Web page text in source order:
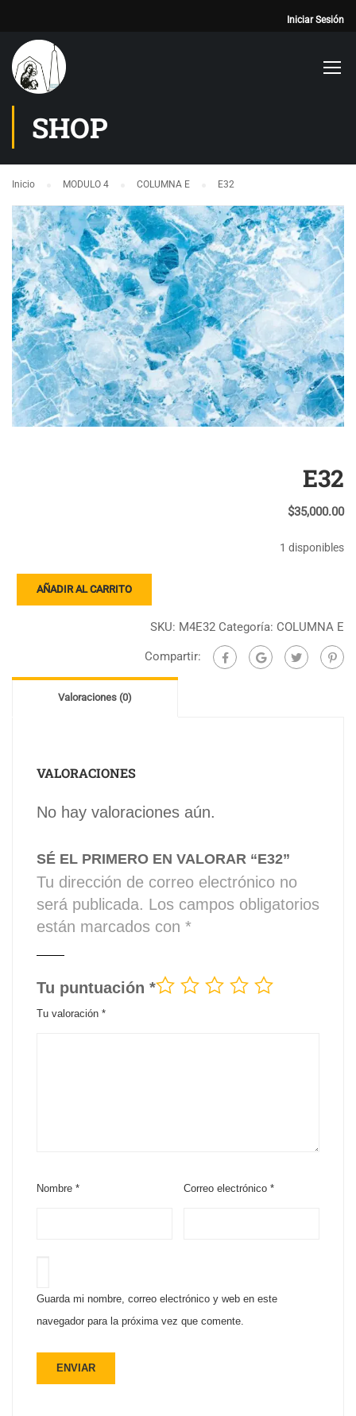
Iniciar Sesión
SHOP
Inicio MODULO 4 COLUMNA E E32
E32
$35,000.00
1 disponibles
cantidad
AÑADIR AL CARRITO
SKU: M4E32 Categoría: COLUMNA E
Compartir:
Valoraciones (0)
VALORACIONES
No hay valoraciones aún.
SÉ EL PRIMERO EN VALORAR “E32”
Tu dirección de correo electrónico no
será publicada. Los campos obligatorios
están marcados con *
Tu puntuación *
Tu valoración *
Nombre * Correo electrónico*
Guarda mi nombre, correo electrónico y web en este
navegador para la próxima vez que comente.